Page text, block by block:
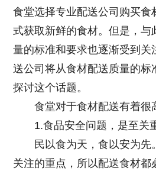
食堂选择专业配送公司购买食
式获取新鲜的食材。但是，与
量的标准和要求也逐渐受到关
送公司将从食材配送质量的标
探讨这个话题。
食堂对于食材配送有着很
1.食品安全问题，是至关
民以食为天，食以安为先
关注的重点，所以配送食材都